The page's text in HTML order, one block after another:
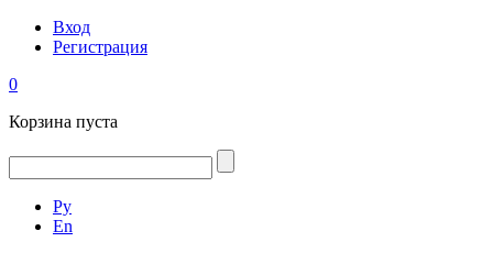
Вход
Регистрация
0
Корзина пуста
Ру
En